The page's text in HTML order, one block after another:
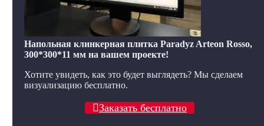
Напольная клинкерная плитка Paradyz Arteon Rosso,
300*300*11 мм на вашем проекте!
Хотите увидеть, как это будет выглядеть? Мы сделаем
визуализацию бесплатно.
Заказать бесплатно